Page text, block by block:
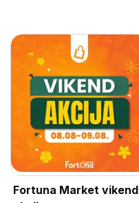
Fortuna Market vikend